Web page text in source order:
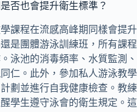
否也會提升衛生標準？
課程在流感高峰期同樣會提升
是團體游泳訓練班，所有課程
泳池的消毒頻率、水質監測、
仁。此外，參加私人游泳教學
劃並進行自我健康檢查。教練
學生遵守泳會的衛生規定。這